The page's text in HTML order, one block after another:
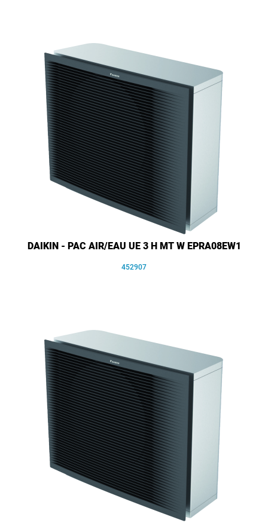
DAIKIN - PAC AIR/EAU UE 3 H MT W EPRA08EW1
452907